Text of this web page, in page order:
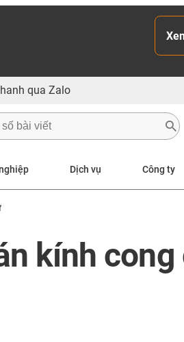
qua Zalo
Dịch vụ Công ty
kính